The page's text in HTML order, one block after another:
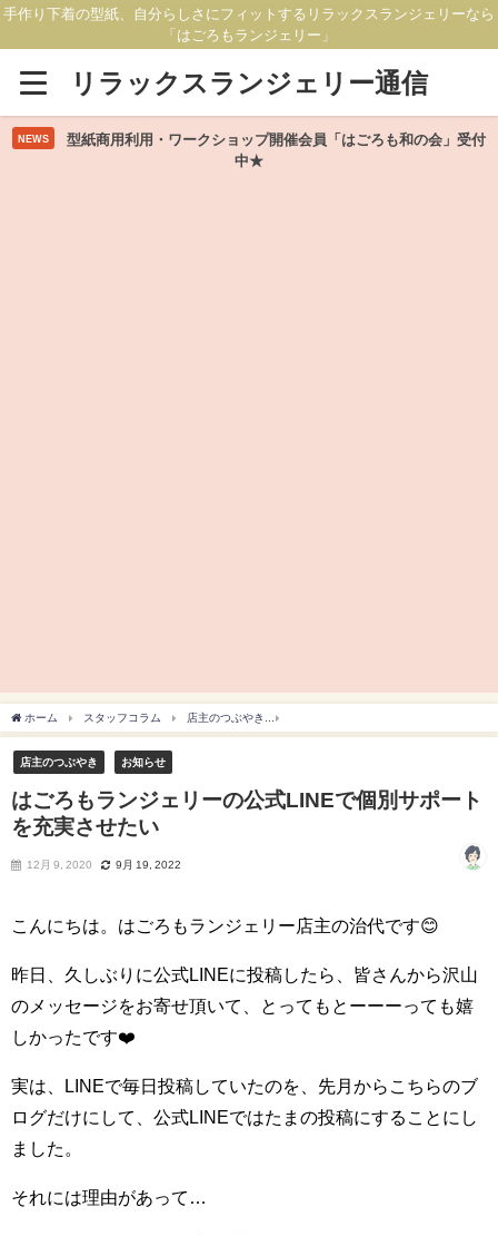
手作り下着の型紙、自分らしさにフィットするリラックスランジェリーなら
「はごろもランジェリー」
リラックスランジェリー通信
NEWS
型紙商用利用・ワークショップ開催会員「はごろも和の会」受付
中★
ホーム スタッフコラム 店主のつぶやき
店主のつぶやき お知らせ
はごろもランジェリーの公式LINEで個別サポート
を充実させたい
12月 9, 2020 9月 19, 2022
こんにちは。はごろもランジェリー店主の治代です😊
昨日、久しぶりに公式LINEに投稿したら、皆さんから沢山
のメッセージをお寄せ頂いて、とってもとーーーっても嬉
しかったです❤️
実は、LINEで毎日投稿していたのを、先月からこちらのブ
ログだけにして、公式LINEではたまの投稿にすることにし
ました。
それには理由があって…